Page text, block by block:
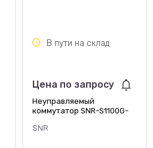
В пути на склад
Цена по запросу
Неуправляемый
коммутатор SNR-S1100G-
SNR